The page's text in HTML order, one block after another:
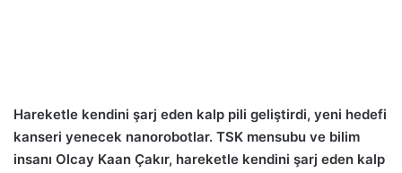
Hareketle kendini şarj eden kalp pili geliştirdi, yeni hedefi
kanseri yenecek nanorobotlar. TSK mensubu ve bilim
insanı Olcay Kaan Çakır, hareketle kendini şarj eden kalp